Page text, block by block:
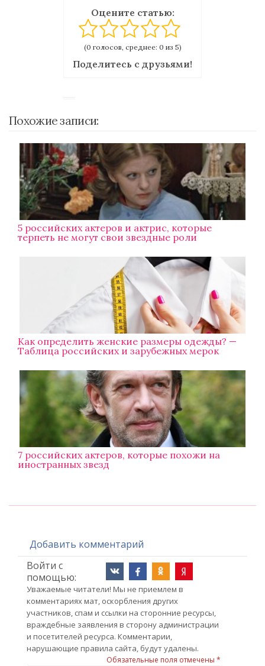
Оцените статью:
(0 голосов, среднее: 0 из 5)
Поделитесь с друзьями!
Похожие записи:
5 российских актеров и актрис, которые
терпеть не могут свои звездные роли
Как определить женские размеры одежды? —
Таблица российских и зарубежных мерок
7 российских актеров, которые похожи на
иностранных звезд
Добавить комментарий
Войти с
помощью:
Уважаемые читатели! Мы не приемлем в
комментариях мат, оскорбления других
участников, спам и ссылки на сторонние ресурсы,
враждебные заявления в сторону администрации
и посетителей ресурса. Комментарии,
нарушающие правила сайта, будут удалены.
Обязательные поля отмечены *